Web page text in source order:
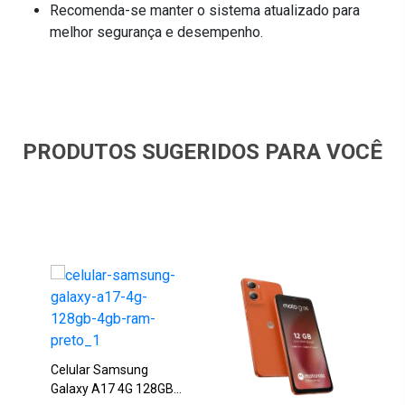
Recomenda-se manter o sistema atualizado para
melhor segurança e desempenho.
PRODUTOS SUGERIDOS PARA VOCÊ
Celular Samsung
Galaxy A17 4G 128GB